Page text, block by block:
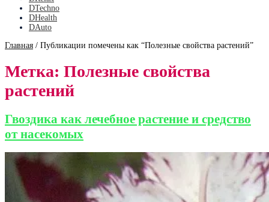
DTechno
DHealth
DAuto
Главная / Публикации помечены как “Полезные свойства растений”
Метка: Полезные свойства
растений
Гвоздика как лечебное растение и средство
от насекомых